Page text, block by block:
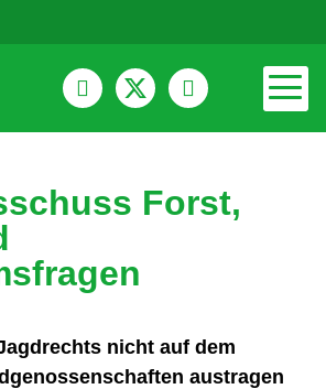
Forst,
nicht auf dem
austragen